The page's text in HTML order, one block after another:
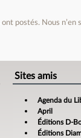
postés. Nous n’en
Sites amis
Agenda du
April
Éditions D-
Éditions